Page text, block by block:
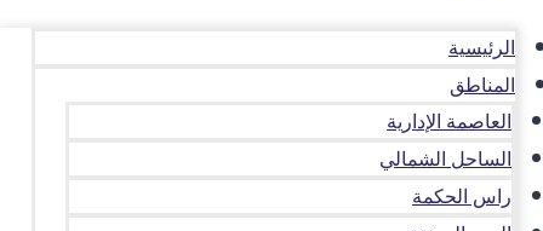
الرئيسية
المناطق
العاصمة الإدارية
الساحل الشمالي
راس الحكمة